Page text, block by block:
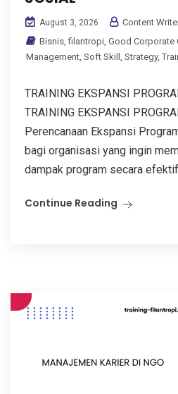
August 3, 2026
Content
Bisnis,filantropi, Good Corporate
Management, Soft Skill , Strategy,
TRAINING EKSPANSI
TRAINING EKSPANSI
Perencanaan Ekspansi
bagi organisasi yang ingin
dampak program secara efektif
Continue Reading